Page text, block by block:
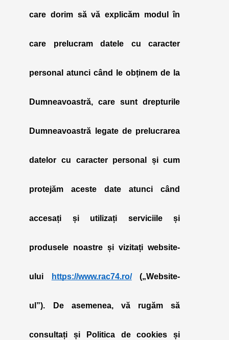
care dorim să vă explicăm modul în
care prelucram datele cu caracter
personal atunci când le obținem de la
Dumneavoastră, care sunt drepturile
Dumneavoastră legate de prelucrarea
datelor cu caracter personal și cum
protejăm aceste date atunci când
accesați și utilizați serviciile și
produsele noastre și vizitați website-
ului https://www.rac74.ro/(„Website-
ul ”). De asemenea, vă rugăm să
consultați și Politica de cookies și